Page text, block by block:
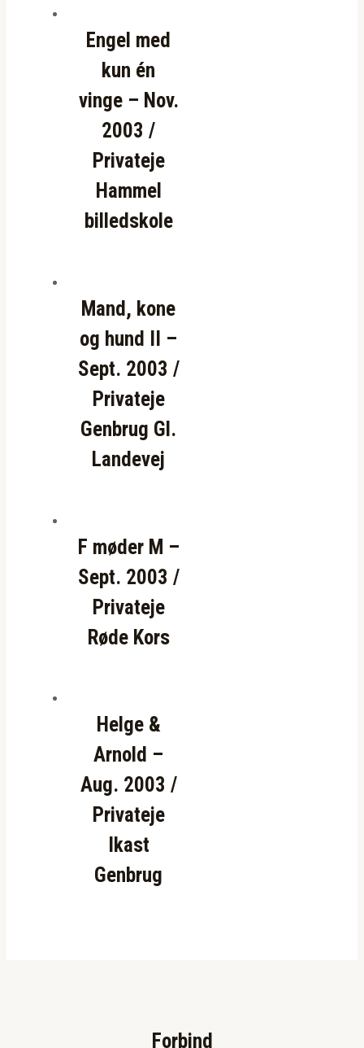
Engel med
kun én
vinge – Nov.
2003 /
Privateje
Hammel
billedskole
Mand, kone
og hund II –
Sept. 2003 /
Privateje
Genbrug Gl.
Landevej
F møder M –
Sept. 2003 /
Privateje
Røde Kors
Helge &
Arnold –
Aug. 2003 /
Privateje
Ikast
Genbrug
Forbind